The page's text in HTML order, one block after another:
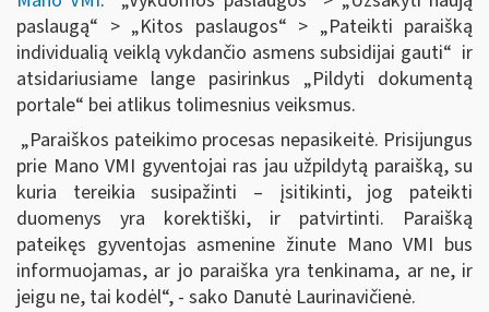
paslaugą“ > „Kitos paslaugos“ > „Pateikti paraišką
individualią veiklą vykdančio asmens subsidijai gauti“ ir
atsidariusiame lange pasirinkus „Pildyti dokumentą
portale“ bei atlikus tolimesnius veiksmus.
„Paraiškos pateikimo procesas nepasikeitė. Prisijungus
prie Mano VMI gyventojai ras jau užpildytą paraišką, su
kuria tereikia susipažinti – įsitikinti, jog pateikti
duomenys yra korektiški, ir patvirtinti. Paraišką
pateikęs gyventojas asmenine žinute Mano VMI bus
informuojamas, ar jo paraiška yra tenkinama, ar ne, ir
jeigu ne, tai kodėl“, - sako Danutė Laurinavičienė.